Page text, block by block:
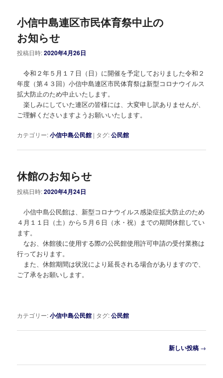
小信中島連区市民体育祭中止の
お知らせ
投稿日時:2020年4月26日
令和２年５月１７日（日）に開催を予定しておりました令和２
年度（第４３回）小信中島連区市民体育祭は新型コロナウイルス
拡大防止のため中止いたします。
楽しみにしていた連区の皆様には、大変申し訳ありませんが、
ご理解くださいますようお願いいたします。
カテゴリー:小信中島公民館 | タグ:公民館
休館のお知らせ
投稿日時:2020年4月24日
小信中島公民館は、新型コロナウイルス感染症拡大防止のため
４月１１日（土）から５月６日（水・祝）までの期間休館してい
ます。
なお、休館後に使用する際の公民館使用許可申請の受付業務は
行っております。
また、休館期間は状況により延長される場合がありますので、
ご了承をお願いします。
カテゴリー:小信中島公民館 | タグ:公民館
ナ
新しい投稿 →